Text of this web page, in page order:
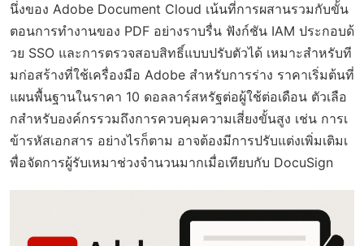
นึ่งของ Adobe Document Cloud เน้นที่การผสานรวมกับขั้น
ตอนการทำงานของ PDF อย่างราบรื่น ฟังก์ชัน IAM ประกอบด้
วย SSO และการตรวจสอบสิทธิ์แบบปรับตัวได้ เหมาะสำหรับที
มก่อสร้างที่ใช้เครื่องมือ Adobe สำหรับการร่าง ราคาเริ่มต้นที่
แผนพื้นฐานในราคา 10 ดอลลาร์สหรัฐต่อผู้ใช้ต่อเดือน ตัวเลือ
กสำหรับองค์กรรวมถึงการควบคุมความเสี่ยงขั้นสูง เช่น การเ
ข้ารหัสเอกสาร อย่างไรก็ตาม อาจต้องมีการปรับแต่งเพิ่มเติมเ
พื่อจัดการผู้รับเหมาช่วงจำนวนมากเมื่อเทียบกับ DocuSign